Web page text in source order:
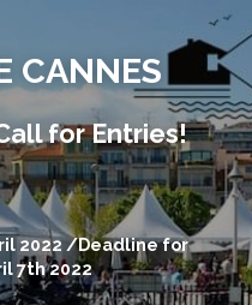
CANNES
for Entries!
2022 /Deadline for
7th 2022